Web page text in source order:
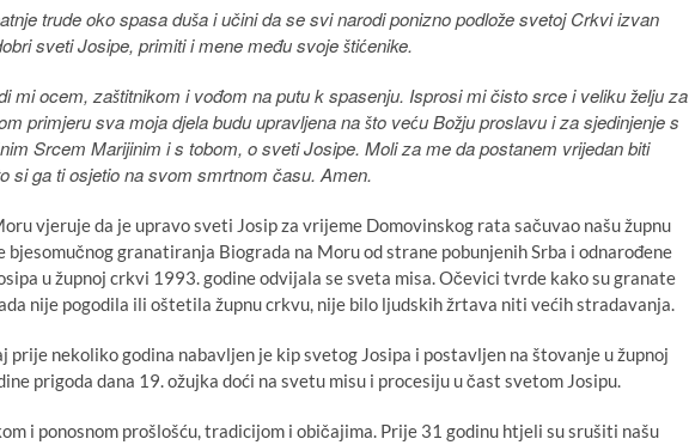
trude oko spasa duša i učini da se svi narodi ponizno podlože svetoj Crkvi izvan
sveti Josipe, primiti i mene među svoje štićenike.
mi ocem, zaštitnikom i vođom na putu k spasenju. Isprosi mi čisto srce i veliku želju za
primjeru sva moja djela budu upravljena na što veću Božju proslavu i za sjedinjenje s
Srcem Marijinim i s tobom, o sveti Josipe. Moli za me da postanem vrijedan biti
si ga ti osjetio na svom smrtnom času. Amen.
vjeruje da je upravo sveti Josip za vrijeme Domovinskog rata sačuvao našu župnu
bjesomučnog granatiranja Biograda na Moru od strane pobunjenih Srba i odnarođene
u župnoj crkvi 1993. godine odvijala se sveta misa. Očevici tvrde kako su granate
nije pogodila ili oštetila župnu crkvu, nije bilo ljudskih žrtava niti većih stradavanja.
prije nekoliko godina nabavljen je kip svetog Josipa i postavljen na štovanje u župnoj
prigoda dana 19. ožujka doći na svetu misu i procesiju u čast svetom Josipu.
i ponosnom prošlošću, tradicijom i običajima. Prije 31 godinu htjeli su srušiti našu